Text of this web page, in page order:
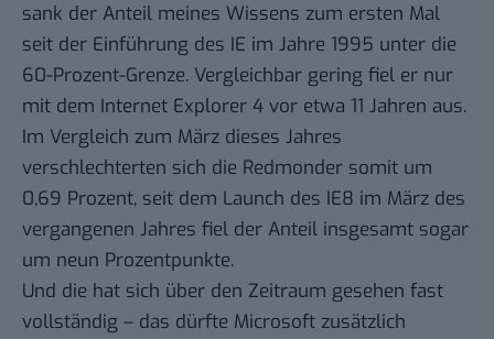
sank der Anteil meines Wissens zum ersten Mal
seit der Einführung des IE im Jahre 1995 unter die
60-Prozent-Grenze. Vergleichbar gering fiel er nur
mit dem Internet Explorer 4 vor etwa 11 Jahren aus.
Im Vergleich zum März dieses Jahres
verschlechterten sich die Redmonder somit um
0,69 Prozent, seit dem Launch des IE8 im März des
vergangenen Jahres fiel der Anteil insgesamt sogar
um neun Prozentpunkte.
Und die hat sich über den Zeitraum gesehen fast
vollständig – das dürfte Microsoft zusätzlich